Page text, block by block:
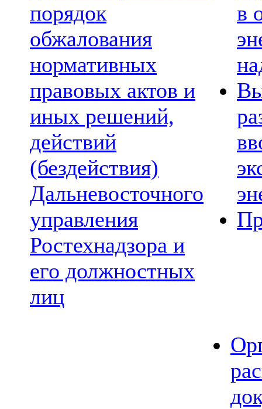
порядок
обжалования
нормативных
правовых актов и
иных решений,
действий
(бездействия)
Дальневосточного
управления
Ростехнадзора и
его должностных
лиц
в